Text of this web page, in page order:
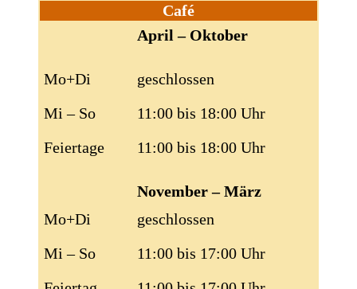
Café
April – Oktober
Mo+Di
Mi – So
Feiertage
geschlossen
11:00 bis 18:00 Uhr
11:00 bis 18:00 Uhr
November – März
Mo+Di
Mi – So
geschlossen
11:00 bis 17:00 Uhr